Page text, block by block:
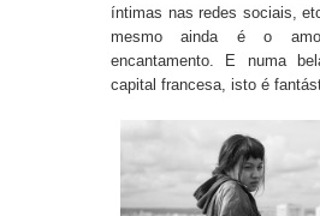
íntimas nas redes sociais,
mesmo ainda é o
encantamento. E numa
capital francesa, isto é